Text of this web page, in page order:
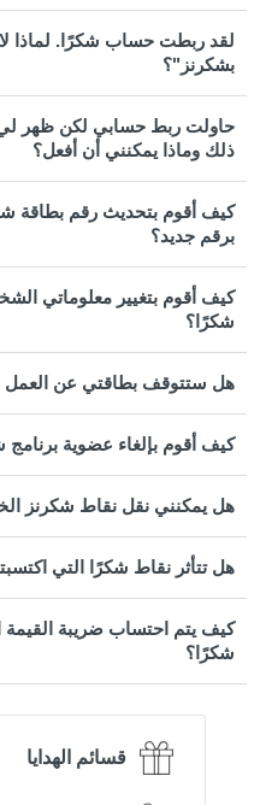
لقد ربطت حساب شكرًا. لماذا
بشكرنز"؟
حاولت ربط حسابي لكن ظهر لي
ذلك وماذا يمكنني أن أفعل؟
كيف أقوم بتحديث رقم بطاقة
برقم جديد؟
كيف أقوم بتغيير معلوماتي
شكرًا؟
هل ستتوقف بطاقتي عن العمل
كيف أقوم بإلغاء عضوية برنامج
هل يمكنني نقل نقاط شكرنز
هل تتأثر نقاط شكرًا التي
كيف يتم احتساب ضريبة
شكرًا؟
قسائم الهدايا